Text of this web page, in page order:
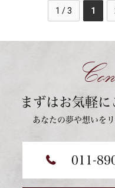
1 / 3 1
まずはお気軽
あなたの夢や想いを
011-